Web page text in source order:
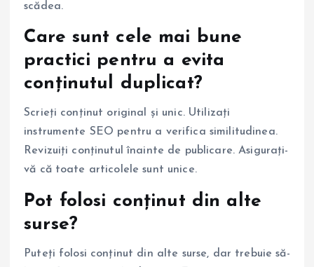
scădea.
Care sunt cele mai bune
practici pentru a evita
conținutul duplicat?
Scrieți conținut original și unic. Utilizați
instrumente SEO pentru a verifica similitudinea.
Revizuiți conținutul înainte de publicare. Asigurați-
vă că toate articolele sunt unice.
Pot folosi conținut din alte
surse?
Puteți folosi conținut din alte surse, dar trebuie să-